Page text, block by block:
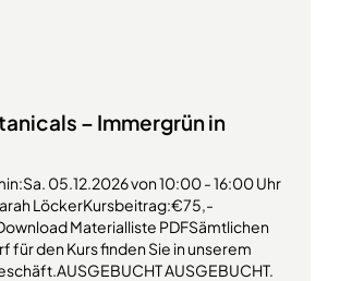
– Immergrün in
05.12.2026 von 10:00 - 16:00 Uhr
LöckerKursbeitrag:€75,-
Materialliste PDFSämtlichen
für den Kurs finden Sie in unserem
AUSGEBUCHT.